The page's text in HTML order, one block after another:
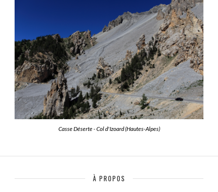
Casse Déserte - Col d'Izoard (Hautes-Alpes)
À PROPOS